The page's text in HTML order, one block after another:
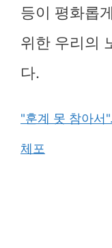
등이 평화롭
위한 우리의
다.
"훈계 못 참아서
체포